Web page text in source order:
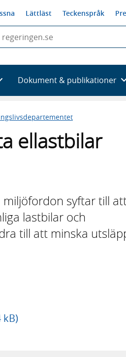
Lättläst Teckenspråk
Dokument & publikationer
ellastbilar
syftar till
lastbilar och
till att minska